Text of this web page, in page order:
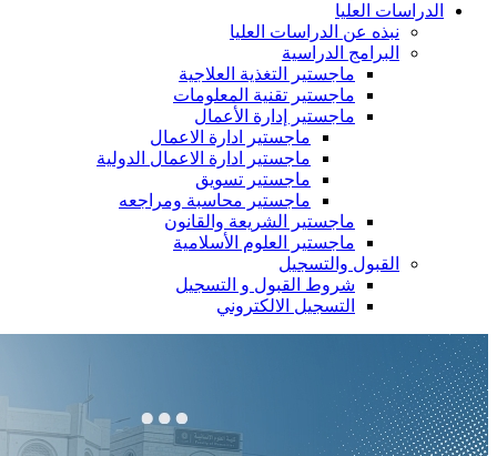
الدراسات العليا
نبذه عن الدراسات العليا
البرامج الدراسية
ماجستير التغذية العلاجية
ماجستير تقنية المعلومات
ماجستير إدارة الأعمال
ماجستير ادارة الاعمال
ماجستير ادارة الاعمال الدولية
ماجستير تسويق
ماجستير محاسبة ومراجعه
ماجستير الشريعة والقانون
ماجستير العلوم الأسلامية
القبول والتسجيل
شروط القبول و التسجيل
التسجيل الالكتروني